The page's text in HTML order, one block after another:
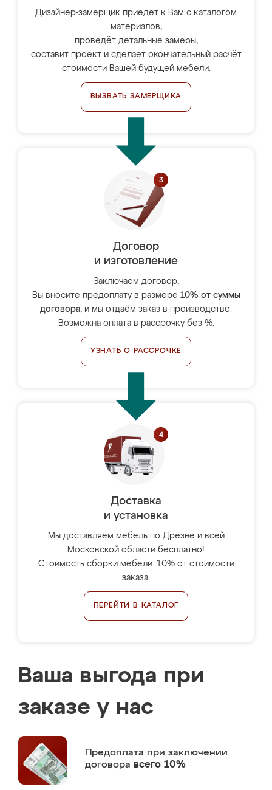
Дизайнер-замерщик приедет к Вам с каталогом
материалов,
проведёт детальные замеры,
составит проект и сделает окончательный расчёт
стоимости Вашей будущей мебели.
ВЫЗВАТЬ ЗАМЕРЩИКА
Договор
и изготовление
Заключаем договор,
Вы вносите предоплату в размере 10% от суммы
договора, и мы отдаём заказ в производство.
Возможна оплата в рассрочку без %.
УЗНАТЬ О РАССРОЧКЕ
Доставка
и установка
Мы доставляем мебель по Дрезне и всей
Московской области бесплатно!
Стоимость сборки мебели: 10% от стоимости
заказа.
ПЕРЕЙТИ В КАТАЛОГ
Ваша выгода при
заказе у нас
Предоплата при заключении
договора всего 10%